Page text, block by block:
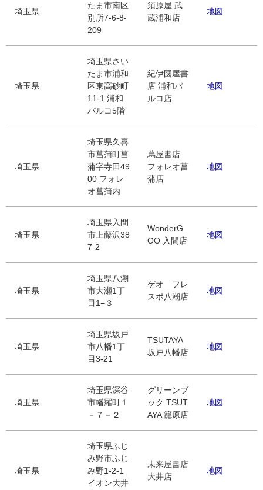
埼玉県
たま市南区
別所7-6-8-
209
須原屋 武
蔵浦和店
地図
埼玉県
埼玉県さい
たま市浦和
区東高砂町
11-1 浦和
パルコ5階
紀伊國屋書
店 浦和パ
ルコ店
地図
埼玉県
埼玉県久喜
市菖蒲町菖
蒲字寺田49
00 フォレ
オ菖蒲内
蔦屋書店
フォレオ菖
蒲店
地図
埼玉県
埼玉県入間
市上藤沢38
7-2
WonderG
OO 入間店
地図
埼玉県
埼玉県八潮
市大瀬1丁
目1−３
ゲオ フレ
スポ八潮店
地図
埼玉県
埼玉県坂戸
市八幡1丁
目3-21
TSUTAYA
坂戸八幡店
地図
埼玉県
埼玉県深谷
市幡羅町１
－７－２
グリーンブ
ック TSUT
AYA 籠原店
地図
埼玉県
埼玉県ふじ
み野市ふじ
み野1-2-1
イオン大井
未来屋書店
大井店
地図